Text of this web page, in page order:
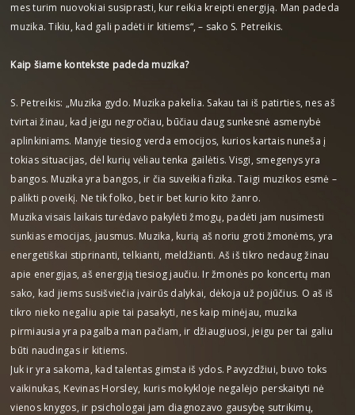
mes turim nuovokiai susiprasti, kur reikia kreipti energiją. Man padeda
muzika. Tikiu, kad gali padėti ir kitiems“, – sako S. Petreikis.
Kaip šiame kontekste padeda muzika?
S. Petreikis: „Muzika gydo. Muzika pakelia. Sakau tai iš patirties, nes aš
tvirtai žinau, kad jeigu negročiau, būčiau daug sunkesnė asmenybė
aplinkiniams. Manyje tiesiog verda emocijos, kurios kartais nuneša į
tokias situacijas, dėl kurių vėliau tenka gailėtis. Visgi, smegenys yra
bangos. Muzika yra bangos, ir čia suveikia fizika. Taigi muzikos esmė –
palikti poveikį. Ne tik folko, bet ir bet kurio kito žanro.
Muzika visais laikais turėdavo pakylėti žmogų, padėti jam nusimesti
sunkias emocijas, jausmus. Muzika, kurią aš noriu groti žmonėms, yra
energetiškai stiprinanti, telkianti, meldžianti. Aš iš tikro nedaug žinau
apie energijas, aš energiją tiesiog jaučiu. Ir žmonės po koncertų man
sako, kad jiems susišviečia įvairūs dalykai, dėkoja už pojūčius. O aš iš
tikro nieko negaliu apie tai pasakyti, nes kaip minėjau, muzika
pirmiausia yra pagalba man pačiam, ir džiaugiuosi, jeigu per tai galiu
būti naudingas ir kitiems.
Juk ir yra sakoma, kad talentas gimsta iš ydos. Pavyzdžiui, buvo toks
vaikinukas, Kevinas Horsley, kuris mokykloje negalėjo perskaityti nė
vienos knygos, ir psichologai jam diagnozavo gausybę sutrikimų,